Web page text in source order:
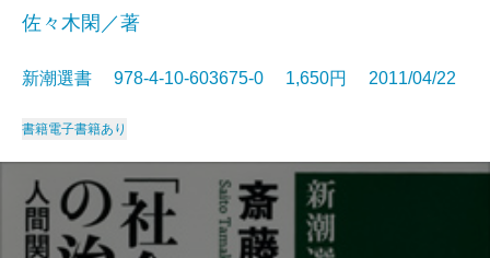
佐々木閑／著
新潮選書 978-4-10-603675-0 1,650円 2011/04/22
書籍電子書籍あり